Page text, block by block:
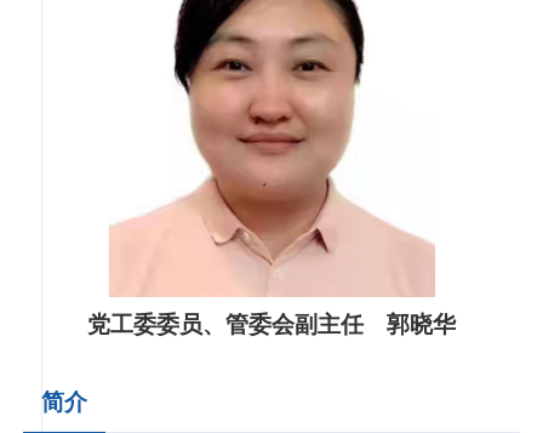
党工委委员、管委会副主任 郭晓华
简介